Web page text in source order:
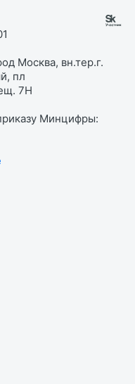
Москва, вн.тер.г.
пл
7Н
Минцифры: